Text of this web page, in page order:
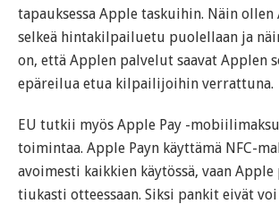
tapauksessa Apple taskuihin. Näin
selkeä hintakilpailuetu puolellaan ja
on, että Applen palvelut saavat Applen
epäreilua etua kilpailijoihin verrattuna.
EU tutkii myös Apple Pay -
toimintaa. Apple Payn käyttämä NFC-
avoimesti kaikkien käytössä, vaan
tiukasti otteessaan. Siksi pankit eivät